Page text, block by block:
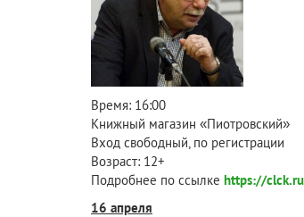
Время: 16:00
Книжный магазин «Пиотровский»
Вход свободный, по регистрации
Возраст: 12+
Подробнее по ссылке https://
16 апреля